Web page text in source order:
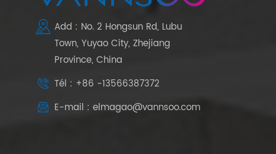
Add : No. 2 Hongsun Rd, Lubu
Town, Yuyao City, Zhejiang
Province, China
Tél : +86 -13566387372
E-mail : elmagao@vannsoo.com